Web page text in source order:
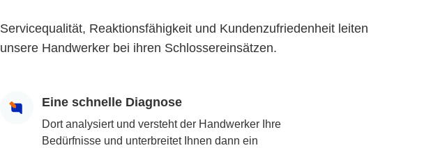
Servicequalität, Reaktionsfähigkeit und Kundenzufriedenheit leiten
unsere Handwerker bei ihren Schlossereinsätzen.
Eine schnelle Diagnose
Dort analysiert und versteht der Handwerker Ihre
Bedürfnisse und unterbreitet Ihnen dann ein